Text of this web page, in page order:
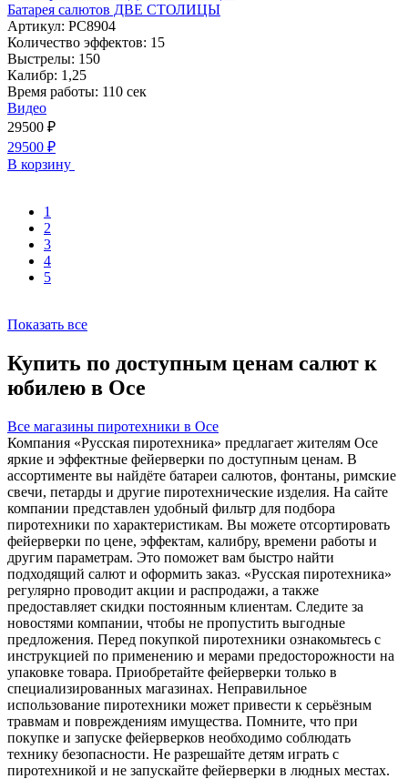
Батарея салютов ДВЕ СТОЛИЦЫ
Артикул: РС8904
Количество эффектов: 15
Выстрелы: 150
Калибр: 1,25
Время работы: 110 сек
Видео
29500 ₽
29500 ₽
В корзину
1
2
3
4
5
Показать все
Купить по доступным ценам салют к
юбилею в Осе
Все магазины пиротехники в Осе
Компания «Русская пиротехника» предлагает жителям Осе
яркие и эффектные фейерверки по доступным ценам. В
ассортименте вы найдёте батареи салютов, фонтаны, римские
свечи, петарды и другие пиротехнические изделия. На сайте
компании представлен удобный фильтр для подбора
пиротехники по характеристикам. Вы можете отсортировать
фейерверки по цене, эффектам, калибру, времени работы и
другим параметрам. Это поможет вам быстро найти
подходящий салют и оформить заказ. «Русская пиротехника»
регулярно проводит акции и распродажи, а также
предоставляет скидки постоянным клиентам. Следите за
новостями компании, чтобы не пропустить выгодные
предложения. Перед покупкой пиротехники ознакомьтесь с
инструкцией по применению и мерами предосторожности на
упаковке товара. Приобретайте фейерверки только в
специализированных магазинах. Неправильное
использование пиротехники может привести к серьёзным
травмам и повреждениям имущества. Помните, что при
покупке и запуске фейерверков необходимо соблюдать
технику безопасности. Не разрешайте детям играть с
пиротехникой и не запускайте фейерверки в людных местах.